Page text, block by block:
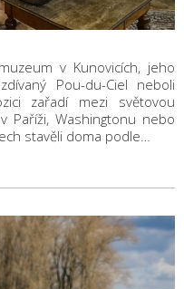
v Kunovicích, jeho
Pou-du-Ciel neboli
zařadí mezi světovou
Paříži, Washingtonu nebo
stavěli doma podle…